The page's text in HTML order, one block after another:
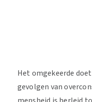
Het omgekeerde doet
gevolgen van